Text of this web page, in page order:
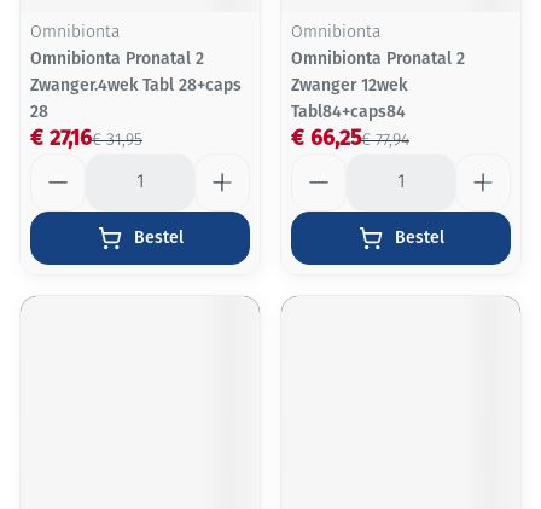
Omnibionta
Omnibionta Pronatal 2
Zwanger.4wek Tabl 28+caps
28
€ 31,95
€ 27,16
Bestel
Omnibionta
Omnibionta Pronatal 2
Zwanger 12wek
Tabl84+caps84
€ 77,94
€ 66,25
Bestel